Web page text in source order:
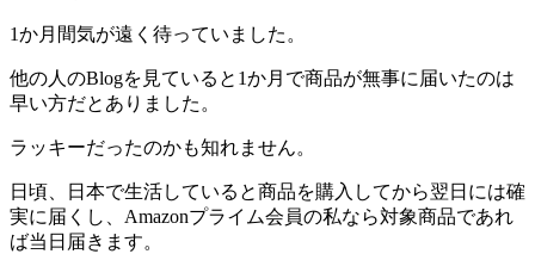
1か月間気が遠く待っていました。
他の人のBlogを見ていると1か月で商品が無事に届いたのは
早い方だとありました。
ラッキーだったのかも知れません。
日頃、日本で生活していると商品を購入してから翌日には確
実に届くし、Amazonプライム会員の私なら対象商品であれ
ば当日届きます。